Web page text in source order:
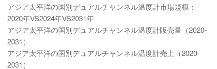
アジア太平洋の国別デュアルチャンネル温度計市場規模：
2020年VS2024年VS2031年
アジア太平洋の国別デュアルチャンネル温度計販売量（2020-
2031）
アジア太平洋の国別デュアルチャンネル温度計売上（2020-
2031）